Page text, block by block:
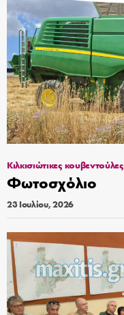
Κιλκισιώτικες κουβεντούλες
Φωτοσχόλιο
23 Ιουλίου, 2026